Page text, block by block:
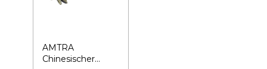
AMTRA
Chinesischer